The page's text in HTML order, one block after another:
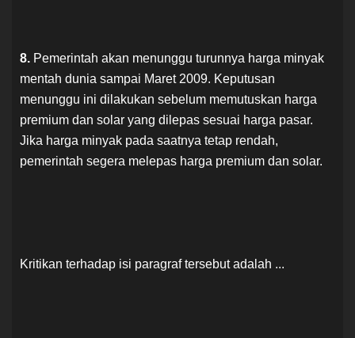
8. Pemerintah akan menunggu turunnya harga minyak
mentah dunia sampai Maret 2009. Keputusan
menunggu ini dilakukan sebelum memutuskan harga
premium dan solar yang dilepas sesuai harga pasar.
Jika harga minyak pada saatnya tetap rendah,
pemerintah segera melepas harga premium dan solar.
Kritikan terhadap isi paragraf tersebut adalah ...